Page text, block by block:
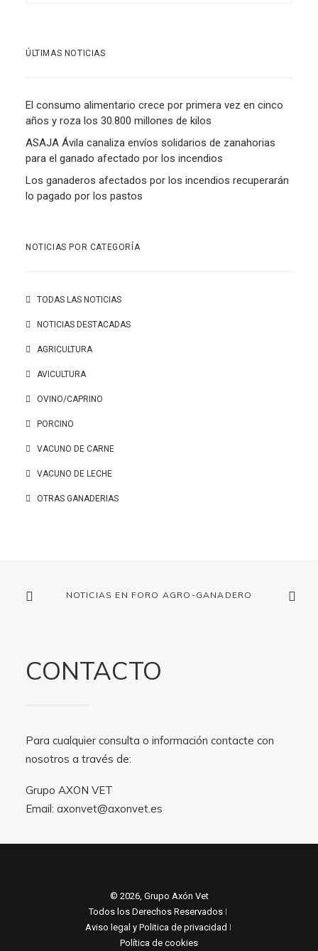
ÚLTIMAS NOTICIAS
El consumo alimentario crece por primera vez en cinco
años y roza los 30.800 millones de kilos
ASAJA Ávila canaliza envíos solidarios de zanahorias
para el ganado afectado por los incendios
Los ganaderos afectados por los incendios recuperarán
lo pagado por los pastos
NOTICIAS POR CATEGORÍA
TODAS LAS NOTICIAS
NOTICIAS DESTACADAS
AGRICULTURA
AVICULTURA
OVINO/CAPRINO
PORCINO
VACUNO DE CARNE
VACUNO DE LECHE
OTRAS GANADERIAS
NOTICIAS EN FORO AGRO-GANADERO
CONTACTO
Para cualquier consulta o información contacte con
nosotros a través de:
Grupo AXON VET
Email: axonvet@axonvet.es
© 2026, Grupo Axón Vet
Todos los Derechos Reservados ǀ
Aviso legal y Politica de privacidad ǀ
Política de cookies